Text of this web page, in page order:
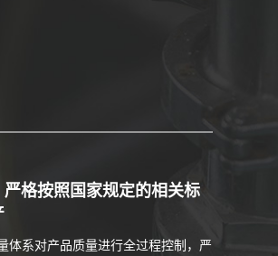
格按照国家规定的相关标
体系对产品质量进行全过程控制，严